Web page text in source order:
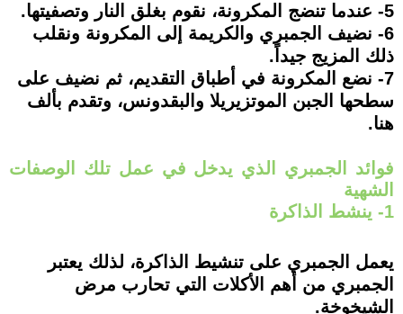
5- عندما تنضج المكرونة، نقوم بغلق النار وتصفيتها.
6- نضيف الجمبري والكريمة إلى المكرونة ونقلب
ذلك المزيج جيداً.
7- نضع المكرونة في أطباق التقديم، ثم نضيف على
سطحها الجبن الموتزيريلا والبقدونس، وتقدم بألف
هنا.
فوائد الجمبري الذي يدخل في عمل تلك الوصفات
الشهية
1- ينشط الذاكرة
يعمل الجمبري على تنشيط الذاكرة، لذلك يعتبر
الجمبري من أهم الأكلات التي تحارب مرض
الشيخوخة.